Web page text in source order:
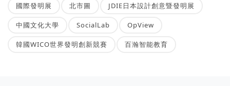
國際發明展 北市圖 JDIE日本設計創意暨發明展
中國文化大學 SocialLab OpView
韓國WICO世界發明創新競賽 百瀚智能教育